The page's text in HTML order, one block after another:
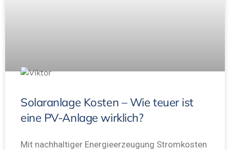
Solaranlage Kosten – Wie teuer ist
eine PV-Anlage wirklich?
Mit nachhaltiger Energieerzeugung Stromkosten